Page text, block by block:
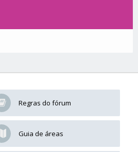
Regras do fórum
Guia de áreas